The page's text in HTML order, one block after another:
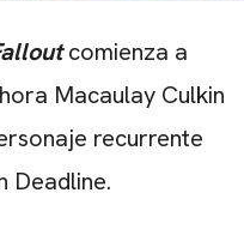
comienza a
Macaulay Culkin
recurrente
Deadline.